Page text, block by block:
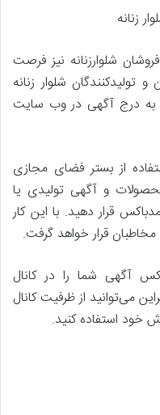
زنانه
شلوارزنانه نیز فرصت
شلوار زنانه
به درج آگهی در وب سایت
از بستر فضای مجازی
و آگهی تولیدی یا
قرار دهید. با این کار
قرار خواهد گرفت.
آگهی شما را در کانال
می‌توانید از ظرفیت کانال
خود استفاده کنید.